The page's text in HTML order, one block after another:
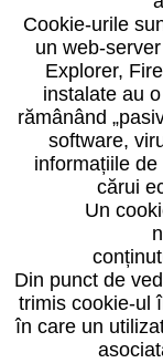
Cookie-urile
un web-
Explorer,
instalate au
rămânând
software,
informațiile
cărui
Un
Din punct de
trimis cookie-ul
în care un